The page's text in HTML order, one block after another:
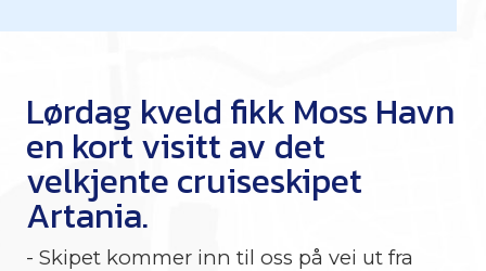
Lørdag kveld fikk Moss Havn
en kort visitt av det
velkjente cruiseskipet
Artania.
- Skipet kommer inn til oss på vei ut fra